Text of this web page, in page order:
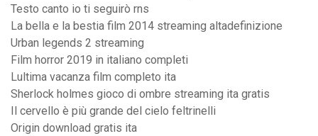
Testo canto io ti seguirò rns
La bella e la bestia film 2014 streaming altadefinizione
Urban legends 2 streaming
Film horror 2019 in italiano completi
Lultima vacanza film completo ita
Sherlock holmes gioco di ombre streaming ita gratis
Il cervello è più grande del cielo feltrinelli
Origin download gratis ita